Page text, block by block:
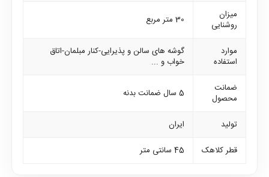
میزان
روشنایی
30 متر مربع
موارد
استفاده
گوشه های سالن و پذیرایی-کنار مبلمان-اتاق
خواب و ...
ضمانت
محصول
5 سال ضمانت بدنه
تولید
ایران
قطر کلاهک
45 سانتی متر